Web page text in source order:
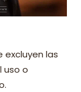
excluyen las
uso o